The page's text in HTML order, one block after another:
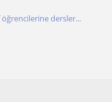
öğrencilerine dersler...